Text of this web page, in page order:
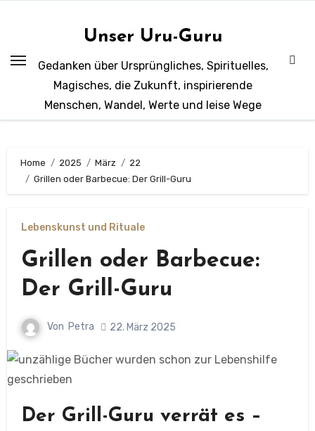
Unser Uru-Guru
Gedanken über Ursprüngliches, Spirituelles,
Magisches, die Zukunft, inspirierende
Menschen, Wandel, Werte und leise Wege
Home 2025 März
22
Grillen oder Barbecue: Der Grill-Guru
Lebenskunst und Rituale
Grillen oder Barbecue:
Der Grill-Guru
Von Petra 22. März 2025
Der Grill-Guru verrät es –